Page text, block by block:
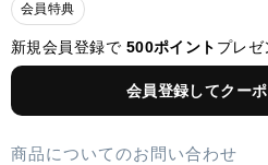
会員特典
新規会員登録で 500ポイント プレゼ
会員登録してクー
商品についてのお問い合わせ